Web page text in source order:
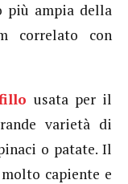
più ampia della
correlato con
usata per il
varietà di
o patate. Il
capiente e